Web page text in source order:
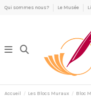
Qui sommes nous? Le Musée
Accueil Les Blocs Muraux Bloc